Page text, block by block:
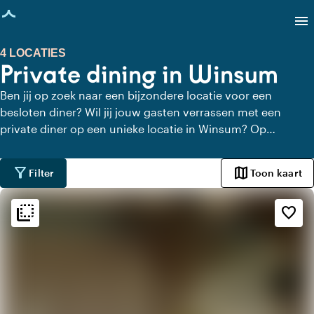
geladen
menu
Private dining in Winsum
4 LOCATIES
Ben jij op zoek naar een bijzondere locatie voor een
besloten diner? Wil jij jouw gasten verrassen met een
private diner op een unieke locatie in Winsum? Op
Winsum waar je in alle rust kunt dineren. Bekijk alle private
dining locaties voor een heerlijk verzorgd private diner.
filter_alt Filter map Toon kaart
flip_to_back favorite_border
flip_to_back Sfeer en esthetiek
landscape
Landelijk